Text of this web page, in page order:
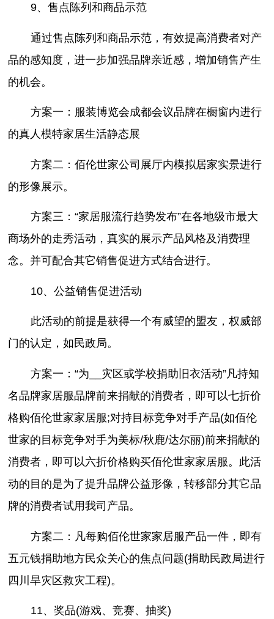
9、售点陈列和商品示范
通过售点陈列和商品示范，有效提高消费者对产
品的感知度，进一步加强品牌亲近感，增加销售产生
的机会。
方案一：服装博览会成都会议品牌在橱窗内进行
的真人模特家居生活静态展
方案二：佰伦世家公司展厅内模拟居家实景进行
的形像展示。
方案三：“家居服流行趋势发布”在各地级市最大
商场外的走秀活动，真实的展示产品风格及消费理
念。并可配合其它销售促进方式结合进行。
10、公益销售促进活动
此活动的前提是获得一个有威望的盟友，权威部
门的认定，如民政局。
方案一：“为__灾区或学校捐助旧衣活动”凡持知
名品牌家居服品牌前来捐献的消费者，即可以七折价
格购佰伦世家家居服;对持目标竞争对手产品(如佰伦
世家的目标竞争对手为美标/秋鹿/达尔丽)前来捐献的
消费者，即可以六折价格购买佰伦世家家居服。此活
动的目的是为了提升品牌公益形像，转移部分其它品
牌的消费者试用我司产品。
方案二：凡每购佰伦世家家居服产品一件，即有
五元钱捐助地方民众关心的焦点问题(捐助民政局进行
四川旱灾区救灾工程)。
11、奖品(游戏、竞赛、抽奖)